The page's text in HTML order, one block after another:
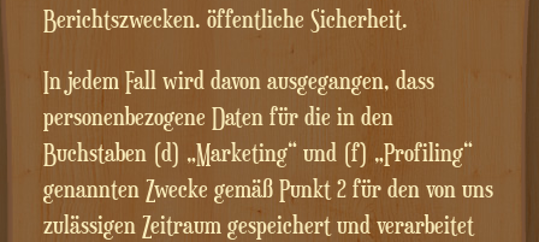
Berichtszwecken. öffentliche Sicherheit.
In jedem Fall wird davon ausgegangen, dass
personenbezogene Daten für die in den
Buchstaben (d) „Marketing“ und (f) „Profiling“
genannten Zwecke gemäß Punkt 2 für den von uns
zulässigen Zeitraum gespeichert und verarbeitet